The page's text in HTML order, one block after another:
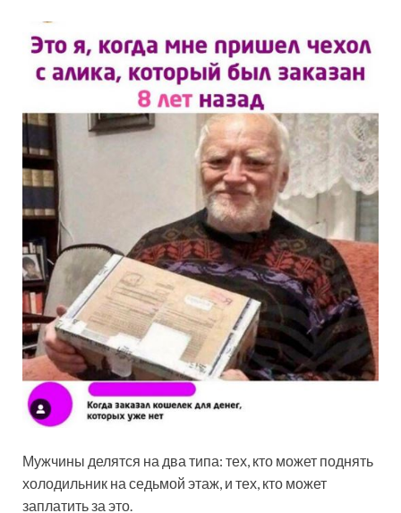
Мужчины делятся на два типа: тех, кто может поднять
холодильник на седьмой этаж, и тех, кто может
заплатить за это.